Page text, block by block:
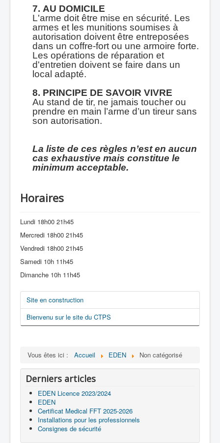
7. AU DOMICILE
L'arme doit être mise en sécurité. Les
armes et les munitions soumises à
autorisation doivent être entreposées
dans un coffre-fort ou une armoire forte.
Les opérations de réparation et
d'entretien doivent se faire dans un
local adapté.
8. PRINCIPE DE SAVOIR VIVRE
Au stand de tir, ne jamais toucher ou
prendre en main l’arme d’un tireur sans
son autorisation.
La liste de ces règles n’est en aucun
cas exhaustive mais constitue le
minimum acceptable.
Horaires
Lundi 18h00 21h45
Mercredi 18h00 21h45
Vendredi 18h00 21h45
Samedi 10h 11h45
Dimanche 10h 11h45
Site en construction
Bienvenu sur le site du CTPS
Vous êtes ici : Accueil EDEN Non catégorisé
Derniers articles
EDEN Licence 2023/2024
EDEN
Certificat Medical FFT 2025-2026
Installations pour les professionnels
Consignes de sécurité